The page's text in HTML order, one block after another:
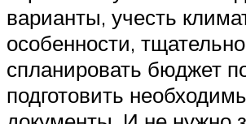
варианты, учесть
особенности, тщательно
спланировать бюджет
подготовить